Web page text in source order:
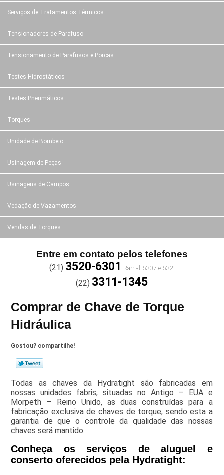
Serviços de Tratamentos Térmicos
Tensionadores de Parafuso
Tensionamento de Parafusos e Porcas
Testes Hidrostáticos
Testes Pneumáticos
Torques
Unidade de Bombeio
Usinagem de Peças
Usinagens de Campos
Vedação de Vazamentos
Vendas de Torques
Entre em contato pelos telefones
(21) 3520-6301
(22) 3311-1345
Comprar de Chave de Torque
Hidráulica
Gostou? compartilhe!
Todas as chaves da Hydratight são fabricadas em
nossas unidades fabris, situadas no Antigo – EUA e
Morpeth – Reino Unido, as duas construídas para a
fabricação exclusiva de chaves de torque, sendo esta a
garantia de que o controle da qualidade das nossas
chaves será mantido.
Conheça os serviços de aluguel e
conserto oferecidos pela Hydratight: